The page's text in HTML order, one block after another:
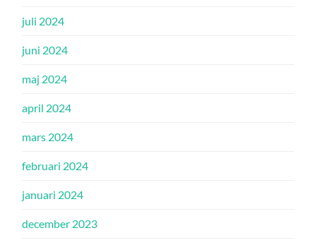
juli 2024
juni 2024
maj 2024
april 2024
mars 2024
februari 2024
januari 2024
december 2023